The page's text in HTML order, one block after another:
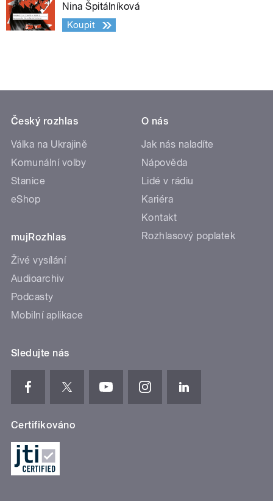
Nina Špitálníková
Koupit
Český rozhlas
Válka na Ukrajině
Komunální volby
Stanice
eShop
mujRozhlas
Živé vysílání
Audioarchiv
Podcasty
Mobilní aplikace
O nás
Jak nás naladíte
Nápověda
Lidé v rádiu
Kariéra
Kontakt
Rozhlasový poplatek
Sledujte nás
Certifikováno